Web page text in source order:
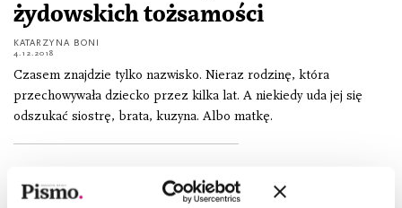
żydowskich tożsamości
KATARZYNA BONI
4.12.2018
Czasem znajdzie tylko nazwisko. Nieraz rodzinę, która
przechowywała dziecko przez kilka lat. A niekiedy uda jej się
odszukać siostrę, brata, kuzyna. Albo matkę.